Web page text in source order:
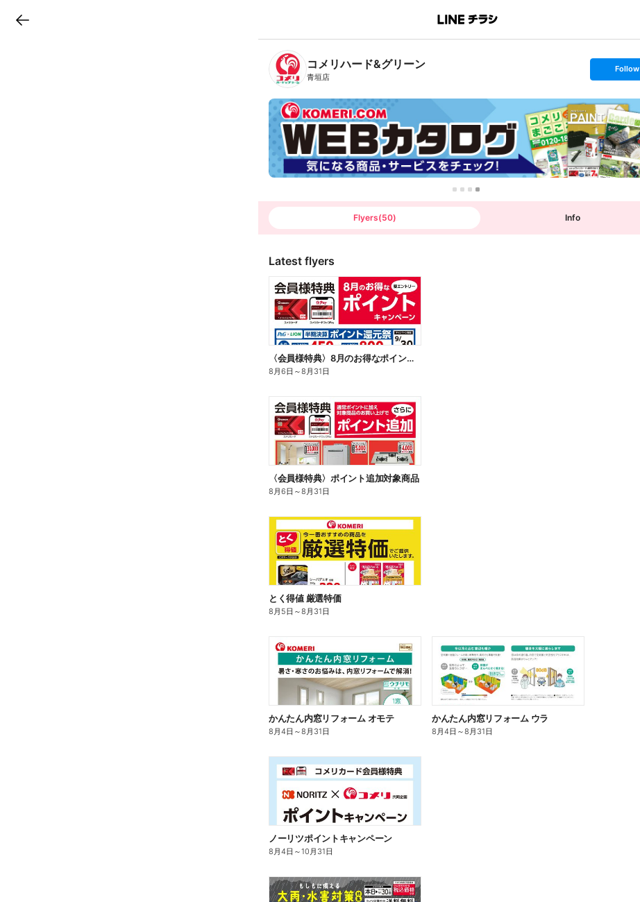
B
n
T
コメリハード&グリーン
青垣店
s
t
o
l
l
o
w
Follow
Flyers(50) Info
Latest flyers
〈会員様特典〉8月のお得なポイントキャンペーン
8月6日 ～8月31日
〈会員様特典〉ポイント追加対象商品
8月6日 ～8月31日
とく得値 厳選特価
8月5日 ～8月31日
かんたん内窓リフォーム オモテ
8月4日 ～8月31日
かんたん内窓リフォーム ウラ
8月4日 ～8月31日
ノーリツポイントキャンペーン
8月4日 ～10月31日